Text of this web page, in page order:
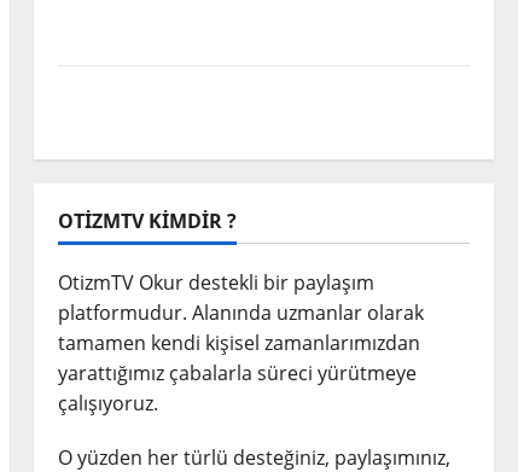
OTIZMTV KIMDIR ?
OtizmTV Okur destekli bir paylaşım
platformudur. Alanında uzmanlar olarak
tamamen kendi kişisel zamanlarımızdan
yarattığımız çabalarla süreci yürütmeye
çalışıyoruz.
O yüzden her türlü desteğiniz, paylaşımınız,